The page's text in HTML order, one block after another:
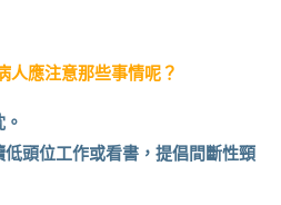
人應注意那些事情呢？
頭位工作或看書，提倡間斷性頸